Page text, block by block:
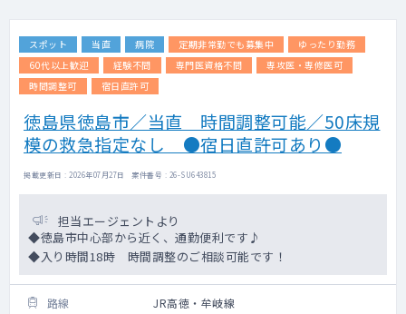
スポット 当直 病院 定期非常勤でも募集中
ゆったり勤務
60代以上歓迎
経験不問 専門医資格不問
専攻医・専修医可
時間調整可
宿日直許可
徳島県徳島市／当直 時間調整可能／50床規
模の救急指定なし ●宿日直許可あり●
掲載更新日 : 2026年07月27日 案件番号 : 26-SU643815
担当エージェントより
◆徳島市中心部から近く、通勤便利です♪
◆入り時間18時 時間調整のご相談可能です！
路線 JR高徳・牟岐線